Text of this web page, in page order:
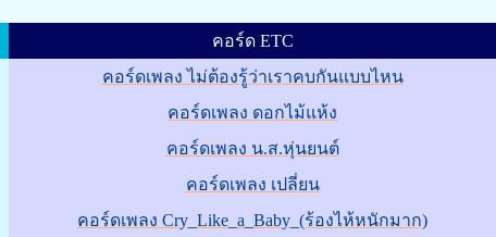
คอร์ด ETC
คอร์ดเพลง ไม่ต้องรู้ว่าเราคบกันแบบไหน
คอร์ดเพลง ดอกไม้แห้ง
คอร์ดเพลง น.ส.หุ่นยนต์
คอร์ดเพลง เปลี่ยน
คอร์ดเพลง Cry_Like_a_Baby_(ร้องไห้หนักมาก)